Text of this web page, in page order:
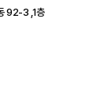
92-3 ,1층